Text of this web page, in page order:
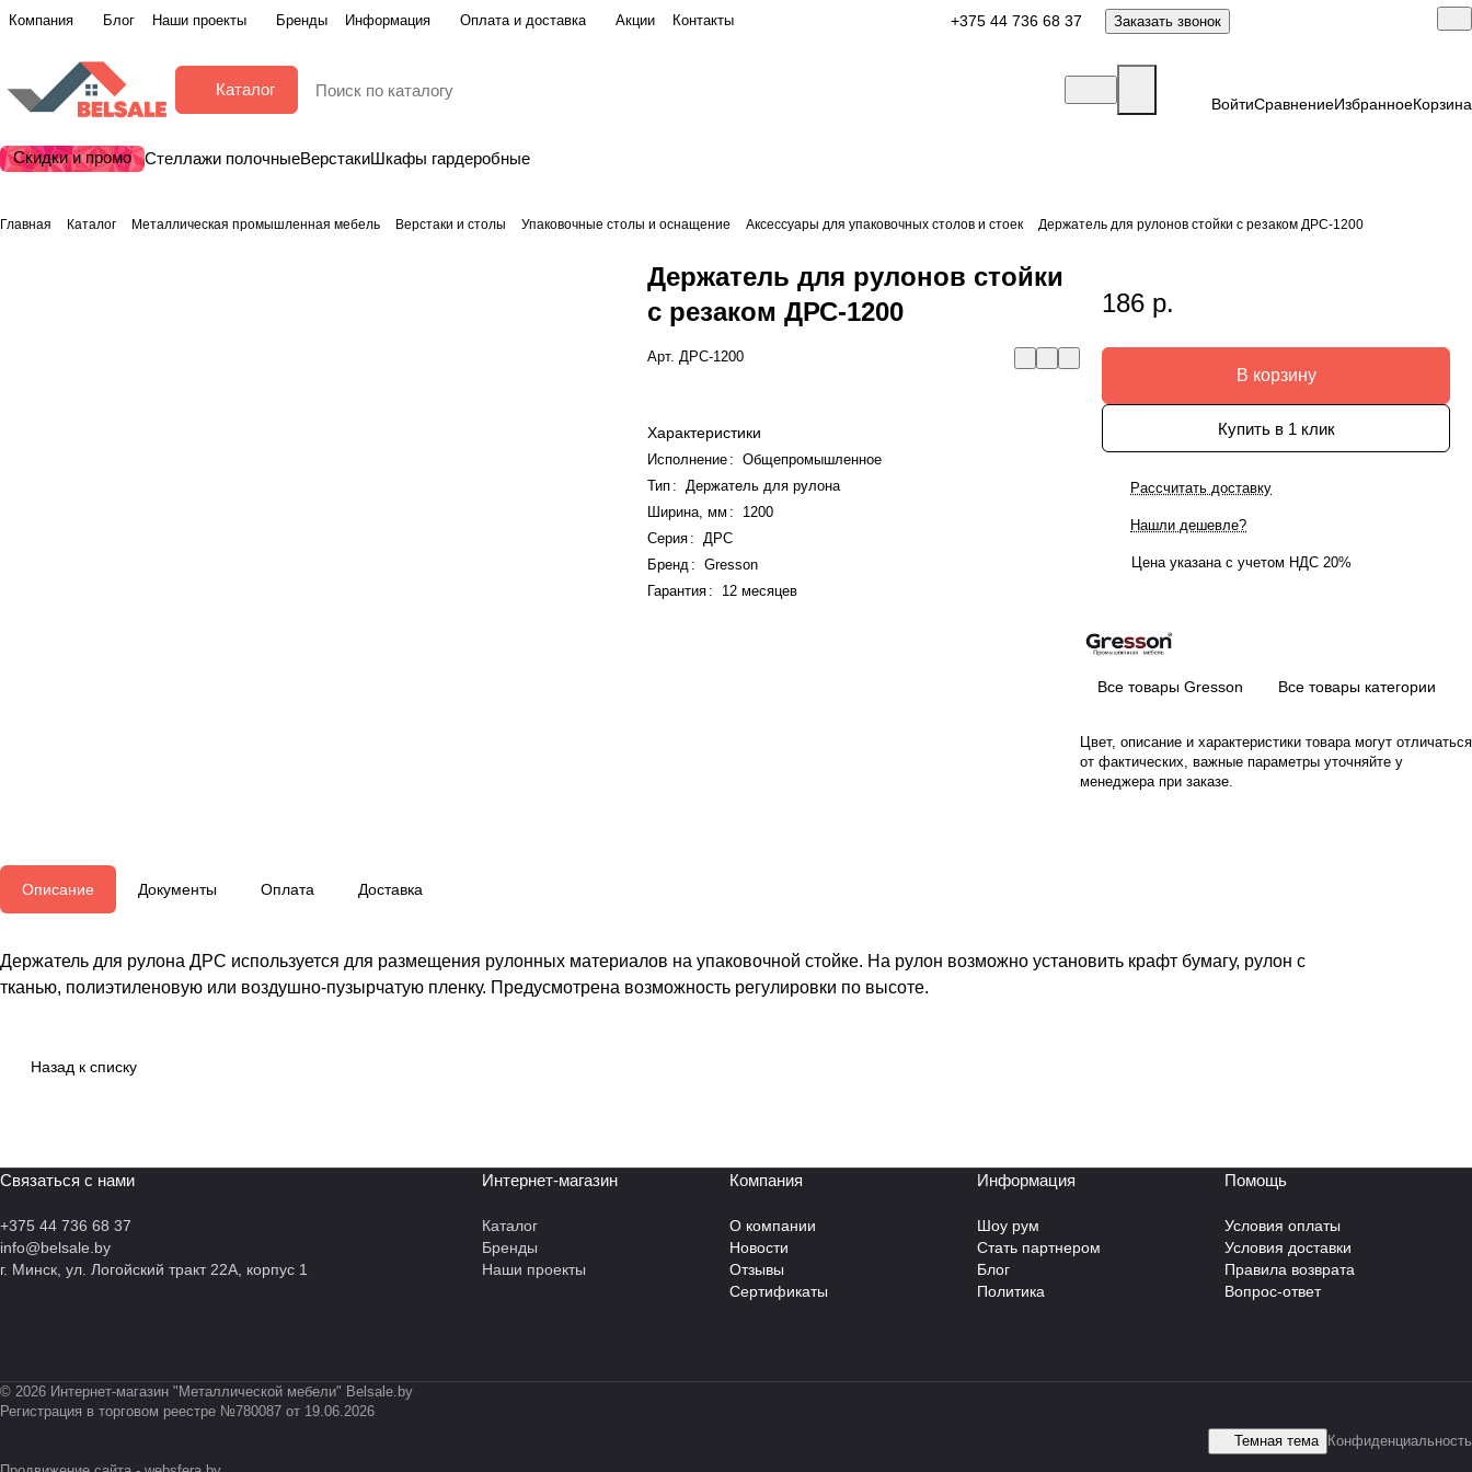
Компания Блог Наши проекты Бренды Информация Оплата и доставка Акции Контакты +375 44 736 68 37 Заказать звонок
Каталог
ВойтиСравнениеИзбранноеКорзина
Скидки и промо Стеллажи полочныеВерстакиШкафы гардеробные
Главная Каталог Металлическая промышленная мебель Верстаки и столы Упаковочные столы и оснащение Аксессуары для упаковочных столов и стоек Держатель для рулонов стойки с резаком ДРС-1200
Держатель для рулонов стойки
с резаком ДРС-1200
Арт.ДРС-1200
Характеристики
Исполнение :
Общепромышленное
Тип :
Держатель для рулона
Ширина, мм :
1200
Серия :
ДРС
Бренд :
Gresson
Гарантия : 12 месяцев
186 р.
В корзину
Купить в 1 клик
Рассчитать доставку
Нашли дешевле?
Цена указана с учетом НДС 20%
Все товары Gresson Все товары категории
Цвет, описание и характеристики товара могут отличаться
от фактических, важные параметры уточняйте у
менеджера при заказе.
Описание Документы Оплата Доставка
Держатель для рулона ДРC используется для размещения рулонных материалов на упаковочной стойке. На рулон возможно установить крафт бумагу, рулон с
тканью, полиэтиленовую или воздушно-пузырчатую пленку. Предусмотрена возможность регулировки по высоте.
Назад к списку
Связаться с нами
+375 44 736 68 37
info@belsale.by
г. Минск, ул. Логойский тракт 22А, корпус 1
Интернет-магазин
Каталог
Бренды
Наши проекты
Компания
О компании
Новости
Отзывы
Сертификаты
Информация
Шоу рум
Стать партнером
Блог
Политика
Помощь
Условия оплаты
Условия доставки
Правила возврата
Вопрос-ответ
© 2026 Интернет-магазин "Металлической мебели" Belsale.by
Регистрация в торговом реестре №780087 от 19.06.2026
Темная тема Конфиденциальность